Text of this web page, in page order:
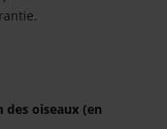
des oiseaux (en